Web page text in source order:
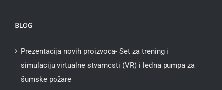
BLOG
Prezentacija novih proizvoda- Set za trening i
simulaciju virtualne stvarnosti (VR) i leđna pumpa za
šumske požare